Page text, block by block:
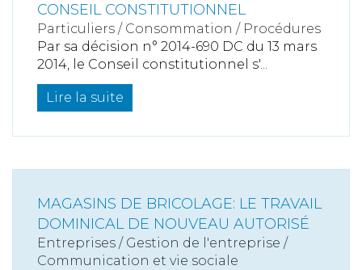
CONSEIL CONSTITUTIONNEL
Particuliers / Consommation / Procédures
Par sa décision n° 2014-690 DC du 13 mars
2014, le Conseil constitutionnel s'...
Lire la suite
MAGASINS DE BRICOLAGE: LE TRAVAIL
DOMINICAL DE NOUVEAU AUTORISÉ
Entreprises / Gestion de l'entreprise /
Communication et vie sociale